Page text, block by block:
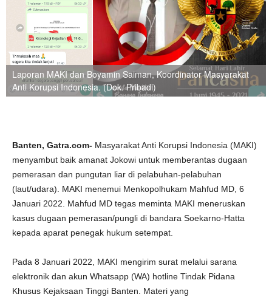
Laporan MAKI dan Boyamin Saiman, Koordinator Masyarakat
Anti Korupsi Indonesia. (Dok. Pribadi)
Banten, Gatra.com- Masyarakat Anti Korupsi Indonesia (MAKI)
menyambut baik amanat Jokowi untuk memberantas dugaan
pemerasan dan pungutan liar di pelabuhan-pelabuhan
(laut/udara). MAKI menemui Menkopolhukam Mahfud MD, 6
Januari 2022. Mahfud MD tegas meminta MAKI meneruskan
kasus dugaan pemerasan/pungli di bandara Soekarno-Hatta
kepada aparat penegak hukum setempat.
Pada 8 Januari 2022, MAKI mengirim surat melalui sarana
elektronik dan akun Whatsapp (WA) hotline Tindak Pidana
Khusus Kejaksaan Tinggi Banten. Materi yang